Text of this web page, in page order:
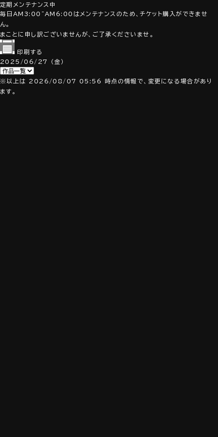
定期メンテナンス中
毎日AM3:00~AM6:00はメンテナンスのため、チケット購入ができませ
ん。
まことに申し訳ございませんが、ご了承くださいませ。
印刷する
2025/06/27
（金）
※以上は 2026/08/07 05:56 時点の情報で、変更になる場合があり
ます。